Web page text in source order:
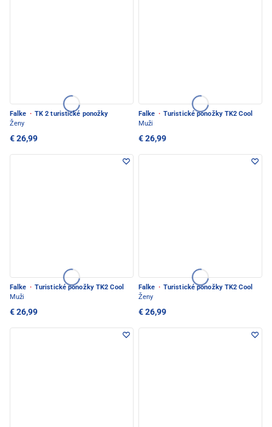
Falke · TK 2 turistické ponožky
Ženy
€ 26,99
Falke · Turistické ponožky TK2 Cool
Muži
€ 26,99
Falke · Turistické ponožky TK2 Cool
Muži
€ 26,99
Falke · Turistické ponožky TK2 Cool
Ženy
€ 26,99